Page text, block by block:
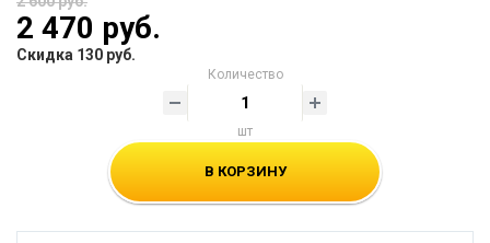
2 470 руб.
Скидка 130 руб.
Количество
шт
В КОРЗИНУ